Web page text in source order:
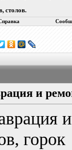
столов.
и
горок